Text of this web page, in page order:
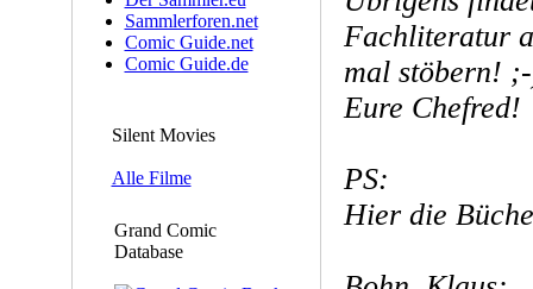
Sammlerforen.net
Comic Guide.net
Comic Guide.de
Silent Movies
Alle Filme
Grand Comic
Database
Fachliteratur
mal stöbern!
Eure Chefred!
PS:
Hier die